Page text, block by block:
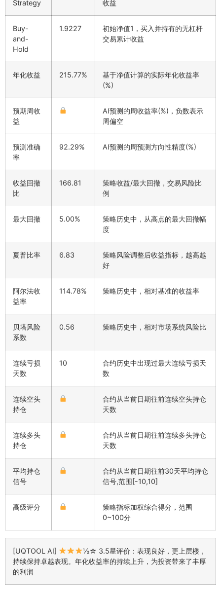
Strategy 收益
Buy-
and-
Hold
1.9227
初始净值1，买入并持有的无杠杆
交易累计收益
年化收益 215.77%
基于净值计算的实际年化收益率
(%)
预期周收
益
AI预测的周收益率(%)，负数表示
周偏空
预测准确
率
92.29% AI预测的周预测方向性精度(%)
收益回撤
比
166.81
策略收益/最大回撤，交易风险比
例
最大回撤 5.00%
策略历史中，从高点的最大回撤幅
度
夏普比率 6.83
策略风险调整后收益指标，越高越
好
阿尔法收
益率
114.78% 策略历史中，相对基准的收益率
贝塔风险
系数
0.56 策略历史中，相对市场系统风险比
连续亏损
天数
10
合约历史中出现过最大连续亏损天
数
连续空头
持仓
合约从当前日期往前连续空头持仓
天数
连续多头
持仓
合约从当前日期往前连续多头持仓
天数
平均持仓
信号
合约从当前日期往前30天平均持仓
信号,范围[-10,10]
高级评分
策略指标加权综合得分，范围
0~100分
[UQTOOL AI]
½☆ 3.5星评价：表现良好，更上层楼，
持续保持卓越表现。年化收益率的持续上升，为投资带来了丰厚
的利润